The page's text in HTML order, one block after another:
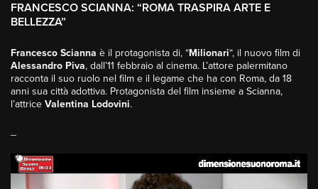
FRANCESCO SCIANNA: “ROMA TRASPIRA ARTE E
BELLEZZA”
Francesco Scianna è il protagonista di, “Milionari“, il nuovo film di
Alessandro Piva, dall’11 febbraio al cinema. L’attore palermitano
racconta il suo ruolo nel film e il legame che ha con Roma, da 18
anni sua città adottiva. Protagonista del film insieme a Scianna,
l’attrice Valentina Lodovini.
Video
Player